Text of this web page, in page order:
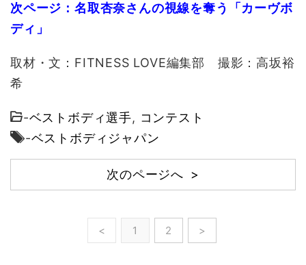
次ページ：名取杏奈さんの視線を奪う「カーヴボ
ディ」
取材・文：FITNESS LOVE編集部 撮影：高坂裕
希
-ベストボディ選手, コンテスト
-ベストボディジャパン
次のページへ >
< 1 2 >